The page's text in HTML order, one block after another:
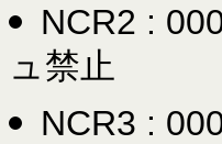
NCR2 :
ュ禁止
NCR3 :